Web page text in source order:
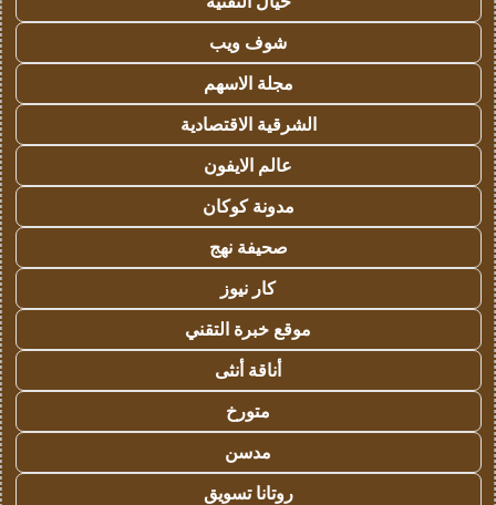
شوف ويب
مجلة الاسهم
الشرقية الاقتصادية
عالم الايفون
مدونة كوكان
صحيفة نهج
كار نيوز
موقع خبرة التقني
أناقة أنثى
متورخ
مدسن
روتانا تسويق